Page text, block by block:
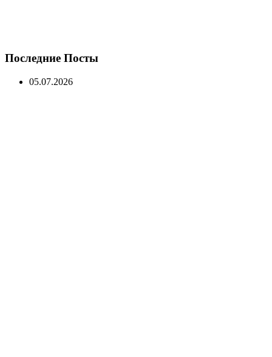
Последние Посты
05.07.2026